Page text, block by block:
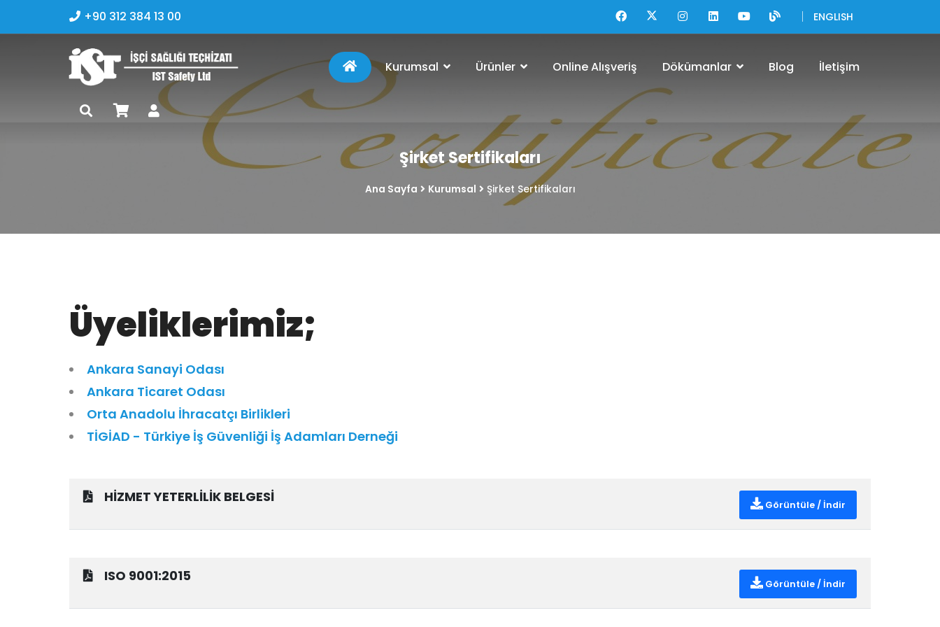
+90 312 384 13 00 ENGLISH
Kurumsal Ürünler Online Alışveriş Dökümanlar Blog İletişim
Şirket Sertifikaları
Ana Sayfa Kurumsal Şirket Sertifikaları
Üyeliklerimiz;
Ankara Sanayi Odası
Ankara Ticaret Odası
Orta Anadolu İhracatçı Birlikleri
TİGİAD - Türkiye İş Güvenliği İş Adamları Derneği
HİZMET YETERLİLİK BELGESİ Görüntüle / İndir
ISO 9001:2015 Görüntüle / İndir